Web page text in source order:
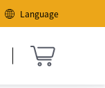
Language